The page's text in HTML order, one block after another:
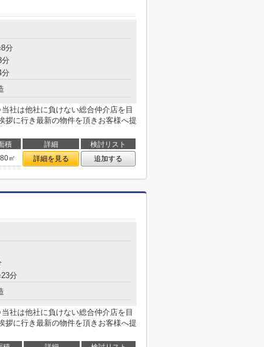
分
分
分
社は他社に負けない総合仲介店を目
拶に行き最新の物件を頂きお客様へ提
積 詳細
検討リスト
㎡ 詳細を見る 追加する
分
社は他社に負けない総合仲介店を目
拶に行き最新の物件を頂きお客様へ提